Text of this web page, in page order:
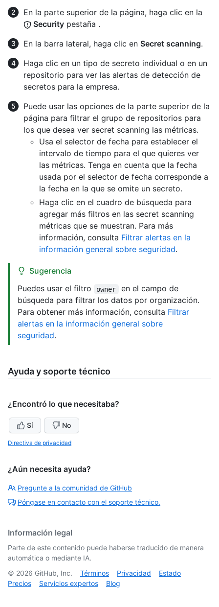
En la parte superior de la página, haga clic en la
Security pestaña .
En la barra lateral, haga clic en Secret scanning.
Haga clic en un tipo de secreto individual o en un
repositorio para ver las alertas de detección de
secretos para la empresa.
Puede usar las opciones de la parte superior de la
página para filtrar el grupo de repositorios para
los que desea ver secret scanning las métricas.
Usa el selector de fecha para establecer el
intervalo de tiempo para el que quieres ver
las métricas. Tenga en cuenta que la fecha
usada por el selector de fecha corresponde a
la fecha en la que se omite un secreto.
Haga clic en el cuadro de búsqueda para
agregar más filtros en las secret scanning
métricas que se muestran. Para más
información, consulta Filtrar alertas en la
información general sobre seguridad.
Sugerencia
Puedes usar el filtro
owner
en el campo de
búsqueda para filtrar los datos por organización.
Para obtener más información, consulta Filtrar
alertas en la información general sobre
seguridad.
Ayuda y soporte técnico
¿Encontró lo que necesitaba?
Sí No
Directiva de privacidad
¿Aún necesita ayuda?
Pregunte a la comunidad de GitHub
Póngase en contacto con el soporte técnico.
Información legal
Parte de este contenido puede haberse traducido de manera
automática o mediante IA.
© 2026 GitHub, Inc. Términos Privacidad
Estado
Precios
Servicios expertos Blog